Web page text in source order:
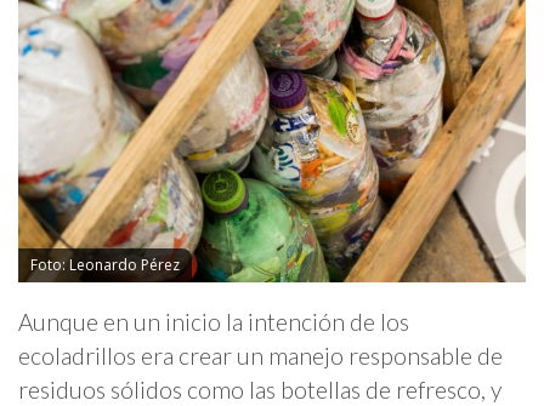
Foto: Leonardo Pérez
Aunque en un inicio la intención de los
ecoladrillos era crear un manejo responsable de
residuos sólidos como las botellas de refresco, y